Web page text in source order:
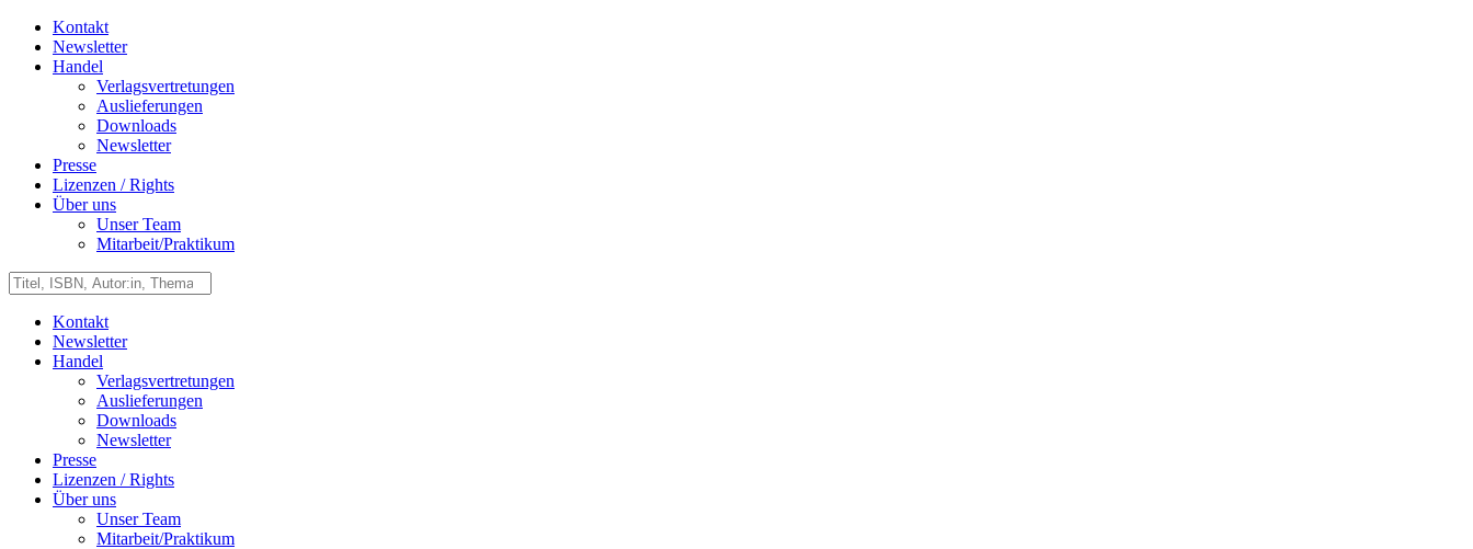
Kontakt
Newsletter
Handel
Verlagsvertretungen
Auslieferungen
Downloads
Newsletter
Presse
Lizenzen / Rights
Über uns
Unser Team
Mitarbeit/Praktikum
Kontakt
Newsletter
Handel
Verlagsvertretungen
Auslieferungen
Downloads
Newsletter
Presse
Lizenzen / Rights
Über uns
Unser Team
Mitarbeit/Praktikum